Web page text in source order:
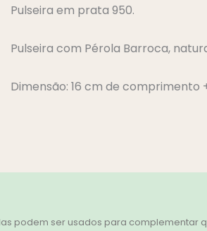
Pulseira em prata 950.
Pulseira com Pérola Barroca,
Dimensão: 16 cm de comprimento
podem ser usados para complementar